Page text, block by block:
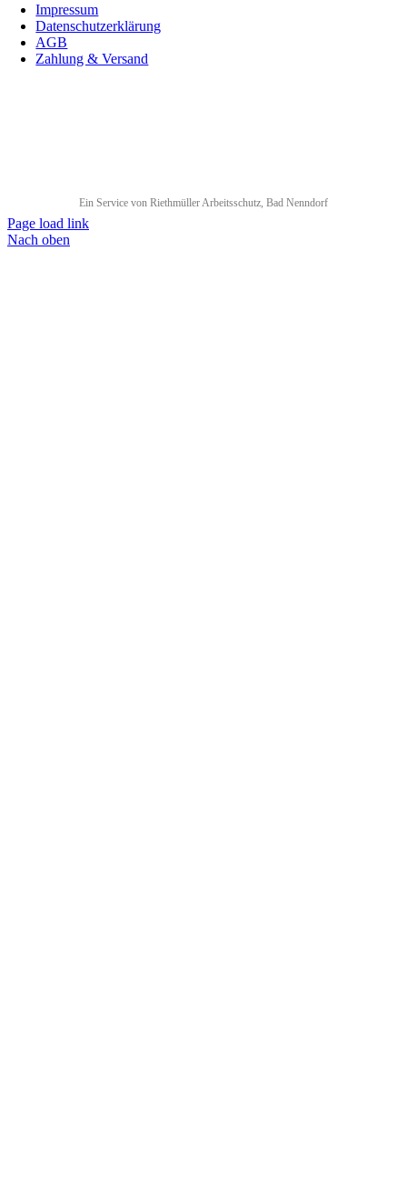
Impressum
Datenschutzerklärung
AGB
Zahlung & Versand
Ein Service von Riethmüller Arbeitsschutz, Bad Nenndorf
Page load link
Nach oben